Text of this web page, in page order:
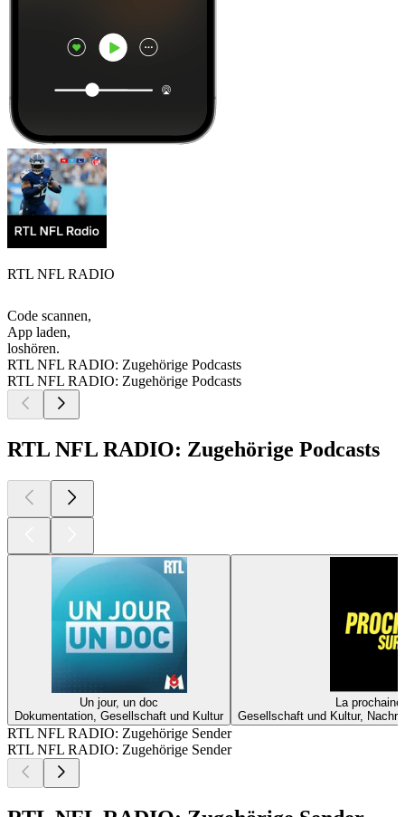
RTL NFL RADIO
Code scannen,
App laden,
loshören.
RTL NFL RADIO: Zugehörige Podcasts
RTL NFL RADIO: Zugehörige Podcasts
RTL NFL RADIO: Zugehörige Podcasts
Un jour, un doc
Dokumentation, Gesellschaft und Kultur
La
Gesellschaft und Kultur,
RTL NFL RADIO: Zugehörige Sender
RTL NFL RADIO: Zugehörige Sender